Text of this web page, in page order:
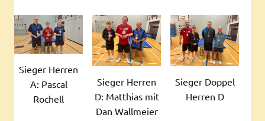
Sieger Herren
A: Pascal
Rochell
Sieger Herren
D: Matthias mit
Dan Wallmeier
Sieger Doppel
Herren D